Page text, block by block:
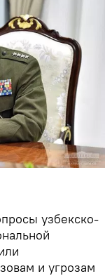
узбекско-
и угрозам